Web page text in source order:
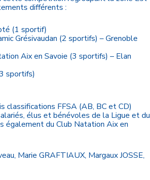
différents :
(1 sportif)
Grésivaudan (2 sportifs) – Grenoble
Aix en Savoie (3 sportifs) – Elan
sportifs)
FFSA (AB, BC et CD)
élus et bénévoles de la Ligue et du
du Club Natation Aix en
Marie GRAFTIAUX, Margaux JOSSE,